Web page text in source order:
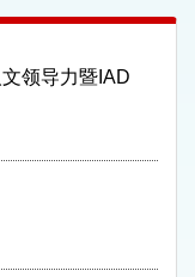
领导力暨IAD